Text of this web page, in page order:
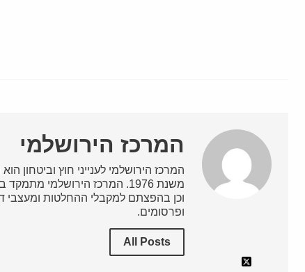
המרכז הירושלמי
המרכז הירושלמי לענייני חוץ וביטחון
משנת 1976. המרכז הירושלמי
וכן בהפצתם למקבלי ההחלטות ומעצבי
ופרסומים.
All Posts